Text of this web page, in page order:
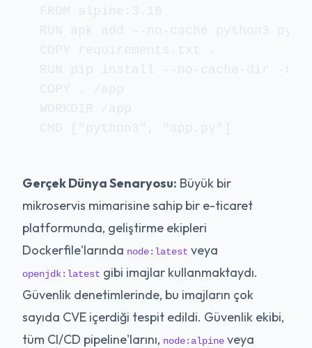
Gerçek Dünya Senaryosu: Büyük bir
mikroservis mimarisine sahip bir e-ticaret
platformunda, geliştirme ekipleri
Dockerfile'larında node:latest veya
openjdk:latest gibi imajlar kullanmaktaydı.
Güvenlik denetimlerinde, bu imajların çok
sayıda CVE içerdiği tespit edildi. Güvenlik ekibi,
tüm CI/CD pipeline'larını, node:alpine veya